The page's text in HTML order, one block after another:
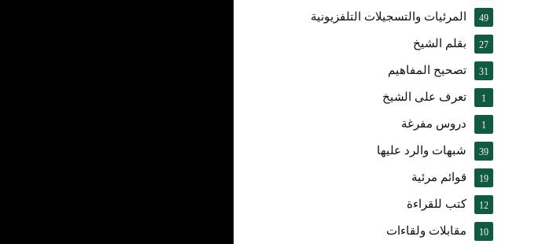
المرئيات والتسجيلات التلفزيونية 49
بقلم الشيخ 27
تصحيح المفاهيم 31
تعرف على الشيخ 1
دروس مفرغة 1
شبهات والرد عليها 39
قوائم مرئية 19
كتب للقراءة 12
مقابلات ولقاءات 10